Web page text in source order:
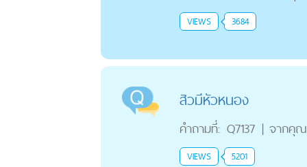
VIEWS 3684
สิวมีหัวหนอง
คำถามที่: Q7137 | จากคุณ
VIEWS 5201